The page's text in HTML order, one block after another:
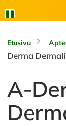
Etusivu
Derma
A-